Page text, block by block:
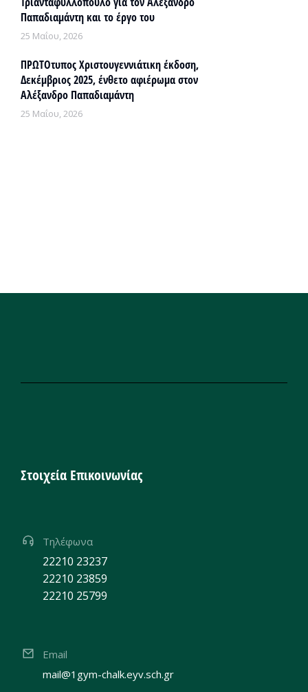
Παπαδιαμάντη και το έργο του
25 Μαΐου, 2026
ΠΡΩΤΟτυπος Χριστουγεννιάτικη έκδοση,
Δεκέμβριος 2025, ένθετο αφιέρωμα στον
Αλέξανδρο Παπαδιαμάντη
25 Μαΐου, 2026
Στοιχεία Επικοινωνίας
Τηλέφωνα
22210 23237
22210 23859
22210 25799
Email
mail@1gym-chalk.eyv.sch.gr